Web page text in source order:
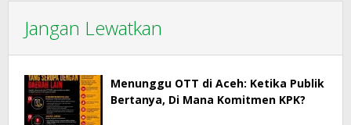
Jangan Lewatkan
Menunggu OTT di Aceh: Ketika Publik
Bertanya, Di Mana Komitmen KPK?